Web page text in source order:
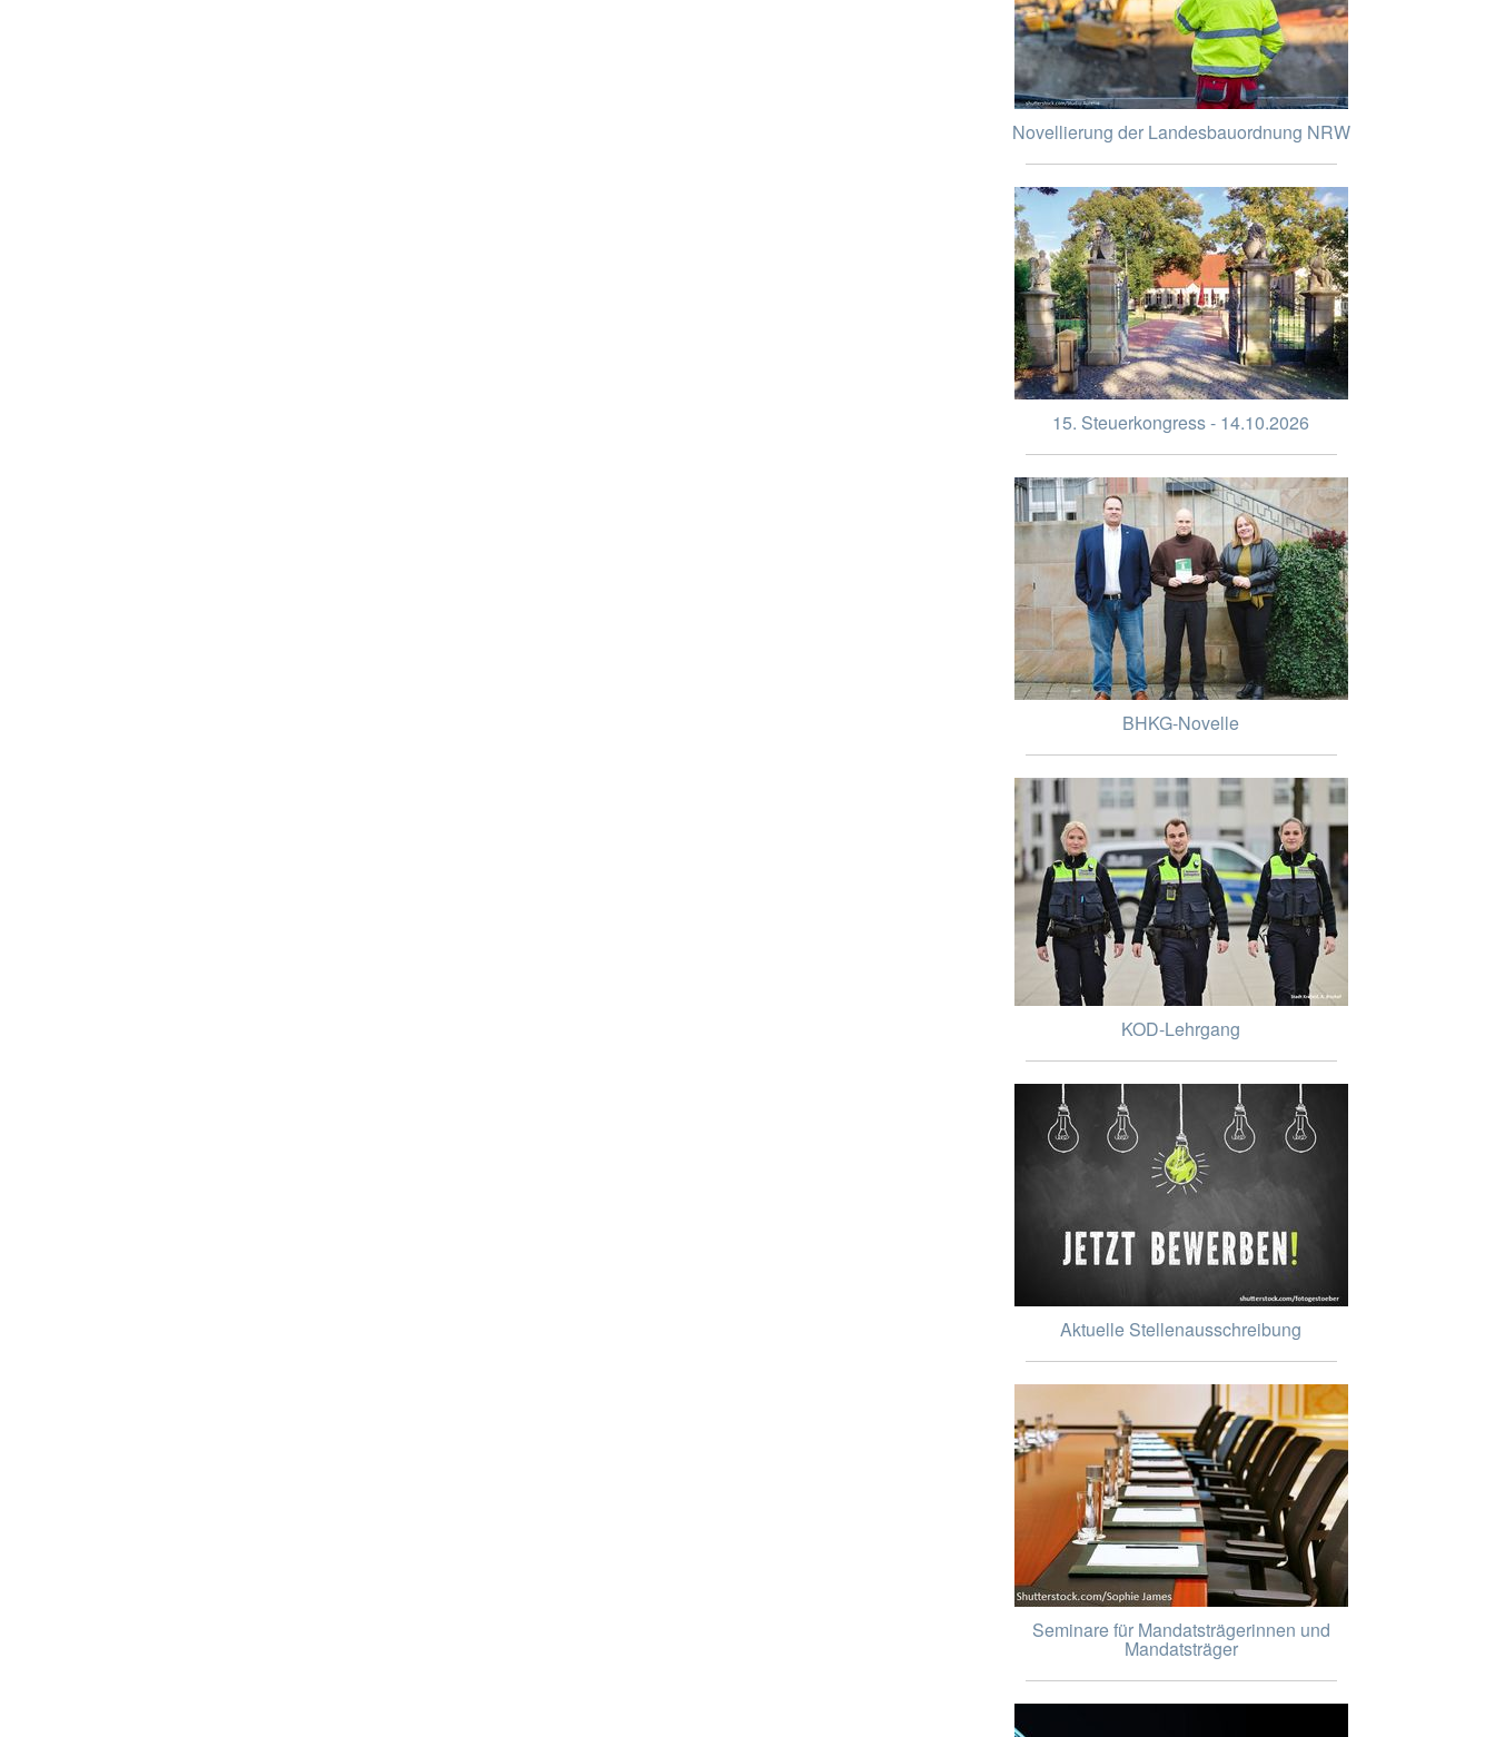
Novellierung der Landesbauordnung NRW
15. Steuerkongress - 14.10.2026
BHKG-Novelle
KOD-Lehrgang
Aktuelle Stellenausschreibung
Seminare für Mandatsträgerinnen und
Mandatsträger